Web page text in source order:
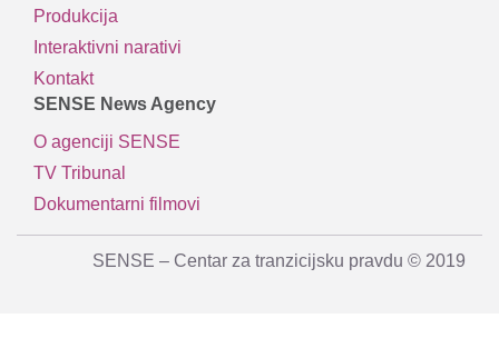
Produkcija
Interaktivni narativi
Kontakt
SENSE News Agency
O agenciji SENSE
TV Tribunal
Dokumentarni filmovi
SENSE – Centar za tranzicijsku pravdu © 2019